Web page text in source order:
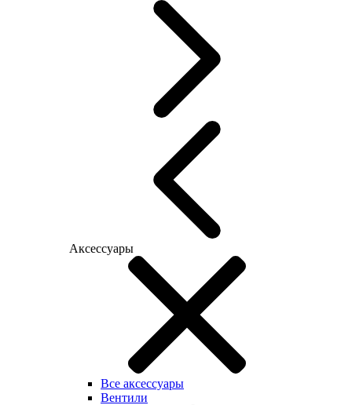
Аксессуары
Все аксессуары
Вентили